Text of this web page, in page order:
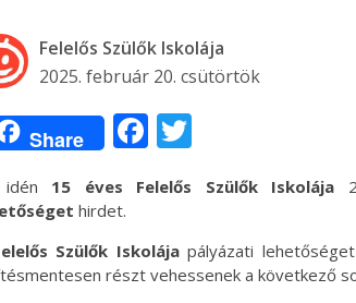
Felelős Szülők Iskolája
2025. február 20. csütörtök
Share Facebook
15 éves Felelős Szülők Iskolája
hirdet.
Szülők Iskolájapályázati
részt vehessenek a következő